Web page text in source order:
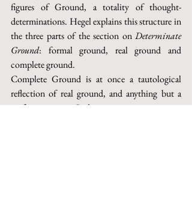
figures of Ground, a totality of thought-
determinations. Hegel explains this structure in
the three parts of the section on Determinate
Ground: formal ground, real ground and
complete ground.
Complete Ground is at once a tautological
reflection of real ground, and anything but a
performative act. It does not constitute a new